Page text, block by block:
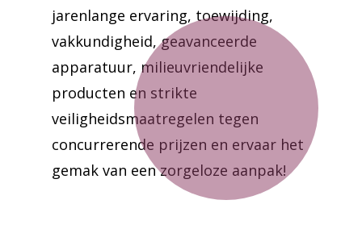
jarenlange ervaring, toewijding,
vakkundigheid, geavanceerde
apparatuur, milieuvriendelijke
producten en strikte
veiligheidsmaatregelen tegen
concurrerende prijzen en ervaar het
gemak van een zorgeloze aanpak!